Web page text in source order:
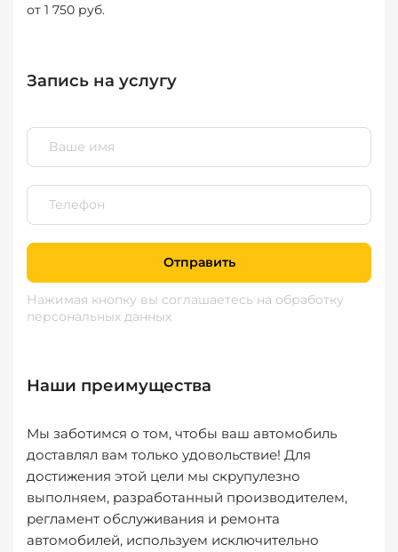
от 1 750 руб.
Запись на услугу
Отправить
Нажимая кнопку вы соглашаетесь на обработку
персональных данных
Наши преимущества
Мы заботимся о том, чтобы ваш автомобиль
доставлял вам только удовольствие! Для
достижения этой цели мы скрупулезно
выполняем, разработанный производителем,
регламент обслуживания и ремонта
автомобилей, используем исключительно